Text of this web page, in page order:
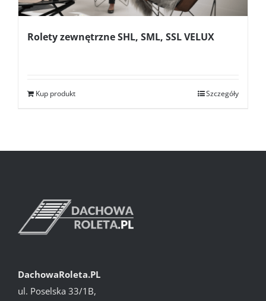
Rolety zewnętrzne SHL, SML, SSL VELUX
Kup produkt Szczegóły
DachowaRoleta.PL
ul. Poselska 33/1B,